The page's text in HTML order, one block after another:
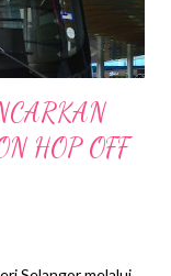
HOP OFF